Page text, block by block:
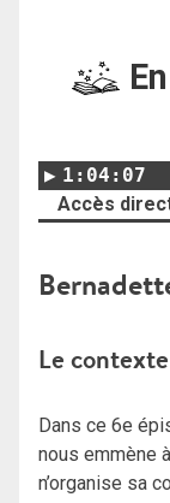
1:04:07
Accès
Le contexte
Dans ce 6e
nous emmène
n’organise sa